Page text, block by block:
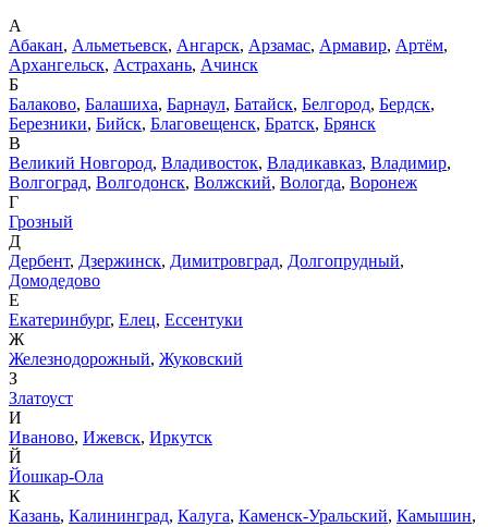
А
Абакан, Альметьевск, Ангарск, Арзамас, Армавир, Артём,
Архангельск, Астрахань, Ачинск
Б
Балаково, Балашиха, Барнаул, Батайск, Белгород, Бердск,
Березники, Бийск, Благовещенск, Братск, Брянск
В
Великий Новгород, Владивосток, Владикавказ, Владимир,
Волгоград, Волгодонск, Волжский, Вологда, Воронеж
Г
Грозный
Д
Дербент, Дзержинск, Димитровград, Долгопрудный,
Домодедово
Е
Екатеринбург, Елец, Ессентуки
Ж
Железнодорожный, Жуковский
З
Златоуст
И
Иваново, Ижевск, Иркутск
Й
Йошкар-Ола
К
Казань, Калининград, Калуга, Каменск-Уральский, Камышин,